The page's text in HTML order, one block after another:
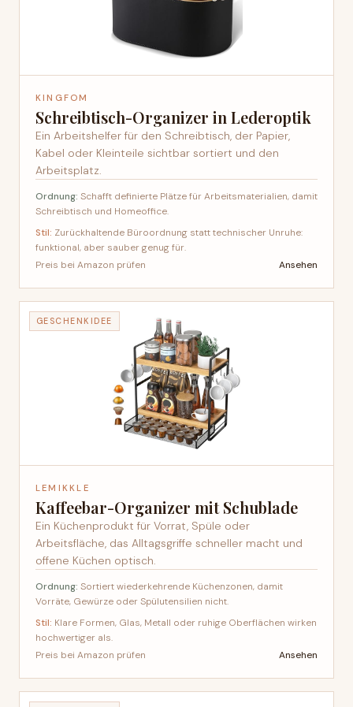
KINGFOM
Schreibtisch-Organizer in Lederoptik
Ein Arbeitshelfer für den Schreibtisch, der Papier,
Kabel oder Kleinteile sichtbar sortiert und den
Arbeitsplatz.
Ordnung: Schafft definierte Plätze für Arbeitsmaterialien, damit
Schreibtisch und Homeoffice.
Stil: Zurückhaltende Büroordnung statt technischer Unruhe:
funktional, aber sauber genug für.
Preis bei Amazon prüfen
Ansehen
GESCHENKIDEE
LEMIKKLE
Kaffeebar-Organizer mit Schublade
Ein Küchenprodukt für Vorrat, Spüle oder
Arbeitsfläche, das Alltagsgriffe schneller macht und
offene Küchen optisch.
Ordnung: Sortiert wiederkehrende Küchenzonen, damit
Vorräte, Gewürze oder Spülutensilien nicht.
Stil: Klare Formen, Glas, Metall oder ruhige Oberflächen wirken
hochwertiger als.
Preis bei Amazon prüfen
Ansehen